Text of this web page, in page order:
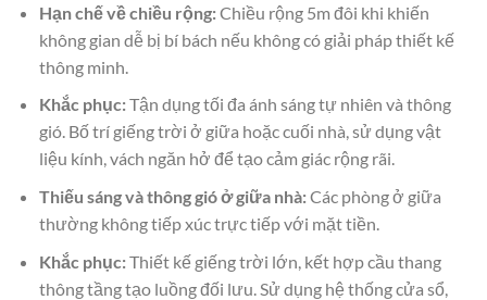
Hạn chế về chiều rộng:Chiều rộng 5m đôi khi khiến
không gian dễ bị bí bách nếu không có giải pháp thiết kế
thông minh.
Khắc phục:Tận dụng tối đa ánh sáng tự nhiên và thông
gió. Bố trí giếng trời ở giữa hoặc cuối nhà, sử dụng vật
liệu kính, vách ngăn hở để tạo cảm giác rộng rãi.
Thiếu sáng và thông gió ở giữa nhà:Các phòng ở giữa
thường không tiếp xúc trực tiếp với mặt tiền.
Khắc phục:Thiết kế giếng trời lớn, kết hợp cầu thang
thông tầng tạo luồng đối lưu. Sử dụng hệ thống cửa sổ,